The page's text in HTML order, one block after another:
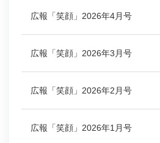
広報「笑顔」2026年4月号
広報「笑顔」2026年3月号
広報「笑顔」2026年2月号
広報「笑顔」2026年1月号